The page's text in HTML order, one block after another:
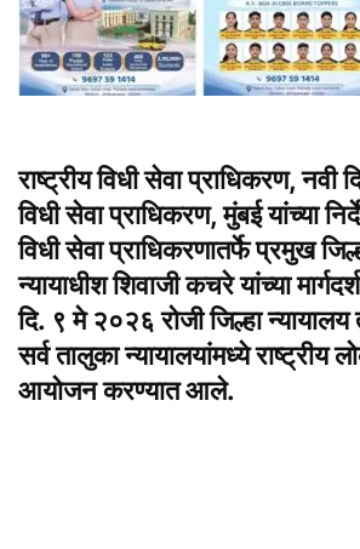
राष्ट्रीय विधी सेवा प्राधिकरण, नवी
विधी सेवा प्राधिकरण, मुंबई यांच्या
विधी सेवा प्राधिकरणातर्फे प्रमुख
न्यायाधीश शिवाजी कचरे यांच्या
दि. ९ मे २०२६ रोजी जिल्हा
सर्व तालुका न्यायालयांमध्ये राष्ट्रीय
आयोजन करण्यात आले.